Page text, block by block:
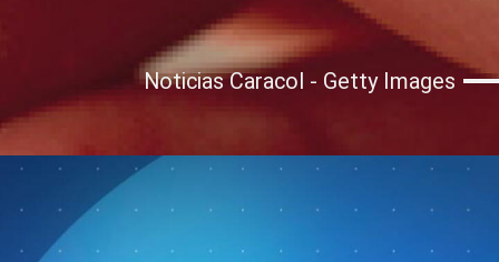
Noticias Caracol - Getty Images